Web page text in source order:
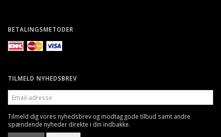
BETALINGSMETODER
TILMELD NYHEDSBREV
EMAIL-
ADRESSE
Tilmeld dig vores nyhedsbrev og modtag gode tilbud samt andre
spændende nyheder direkte i din indbakke.